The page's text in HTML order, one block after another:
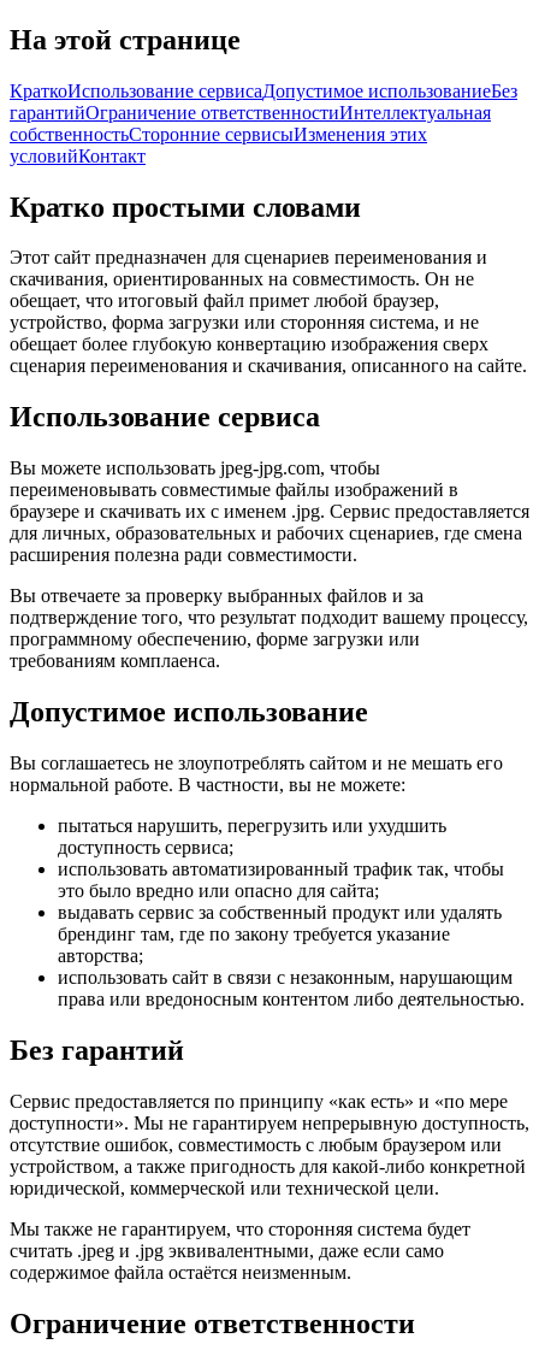
На этой странице
КраткоИспользование сервисаДопустимое использованиеБез
гарантийОграничение ответственностиИнтеллектуальная
собственностьСторонние сервисыИзменения этих
условийКонтакт
Кратко простыми словами
Этот сайт предназначен для сценариев переименования и
скачивания, ориентированных на совместимость. Он не
обещает, что итоговый файл примет любой браузер,
устройство, форма загрузки или сторонняя система, и не
обещает более глубокую конвертацию изображения сверх
сценария переименования и скачивания, описанного на сайте.
Использование сервиса
Вы можете использовать jpeg-jpg.com, чтобы
переименовывать совместимые файлы изображений в
браузере и скачивать их с именем .jpg. Сервис предоставляется
для личных, образовательных и рабочих сценариев, где смена
расширения полезна ради совместимости.
Вы отвечаете за проверку выбранных файлов и за
подтверждение того, что результат подходит вашему процессу,
программному обеспечению, форме загрузки или
требованиям комплаенса.
Допустимое использование
Вы соглашаетесь не злоупотреблять сайтом и не мешать его
нормальной работе. В частности, вы не можете:
пытаться нарушить, перегрузить или ухудшить
доступность сервиса;
использовать автоматизированный трафик так, чтобы
это было вредно или опасно для сайта;
выдавать сервис за собственный продукт или удалять
брендинг там, где по закону требуется указание
авторства;
использовать сайт в связи с незаконным, нарушающим
права или вредоносным контентом либо деятельностью.
Без гарантий
Сервис предоставляется по принципу «как есть» и «по мере
доступности». Мы не гарантируем непрерывную доступность,
отсутствие ошибок, совместимость с любым браузером или
устройством, а также пригодность для какой-либо конкретной
юридической, коммерческой или технической цели.
Мы также не гарантируем, что сторонняя система будет
считать .jpeg и .jpg эквивалентными, даже если само
содержимое файла остаётся неизменным.
Ограничение ответственности